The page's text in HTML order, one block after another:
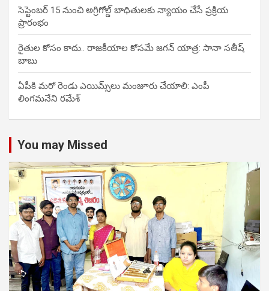
సెప్టెంబర్ 15 నుంచి అగ్రిగోల్డ్ బాధితులకు న్యాయం చేసే ప్రక్రియ
ప్రారంభం
రైతుల కోసం కాదు.. రాజకీయాల కోసమే జగన్ యాత్ర: సానా సతీష్
బాబు
ఏపీకి మరో రెండు ఎయిమ్స్‌లు మంజూరు చేయాలి: ఎంపీ
లింగమనేని రమేశ్
You may Missed